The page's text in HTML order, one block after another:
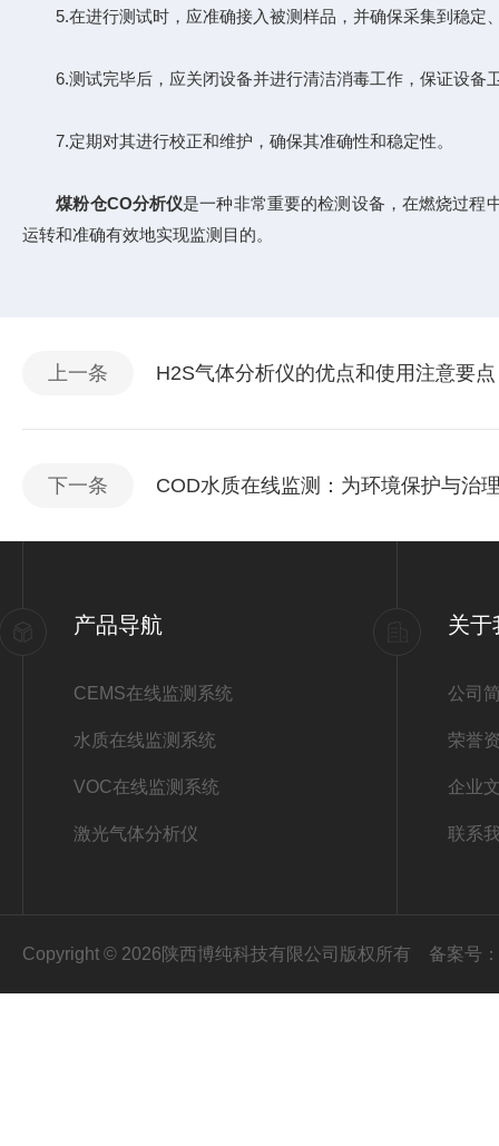
5.在进行测试时，应准确接入被测样品，并确保采集到稳定
6.测试完毕后，应关闭设备并进行清洁消毒工作，保证设备
7.定期对其进行校正和维护，确保其准确性和稳定性。
煤粉仓CO分析仪是一种非常重要的检测设备，在燃烧过程
运转和准确有效地实现监测目的。
上一条 H2S气体分析仪的优点和使用注意要点
下一条 COD水质在线监测：为环境保护与治
产品导航
CEMS在线监测系统
水质在线监测系统
VOC在线监测系统
激光气体分析仪
关于
公司
荣誉
企业
联系
Copyright © 2026陕西博纯科技有限公司版权所有 备案号